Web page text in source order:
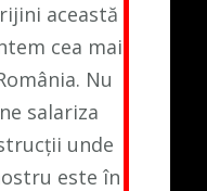
această
cea mai
Nu
salariza
unde
este în